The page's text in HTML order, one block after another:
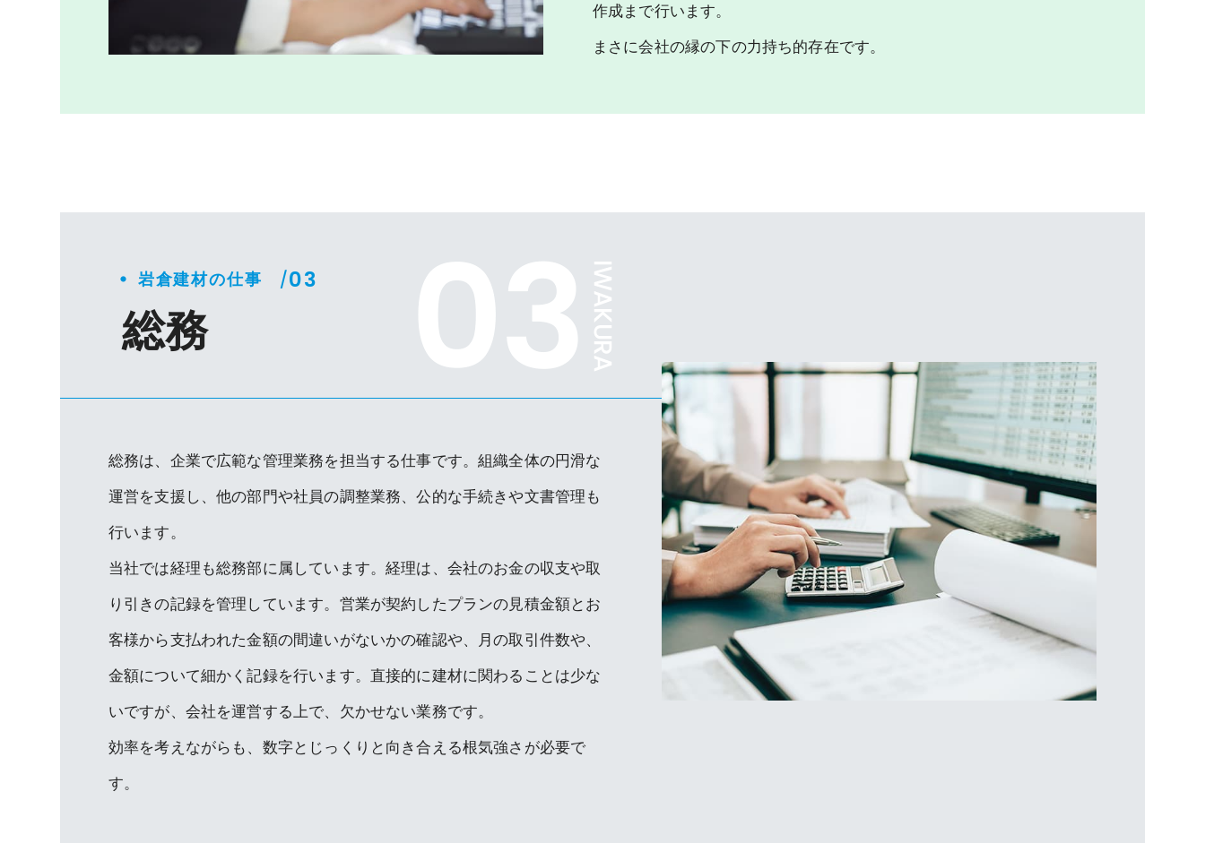
作成まで行います。
まさに会社の縁の下の力持ち的存在です。
・ 岩倉建材の仕事 /03
総務
総務は、企業で広範な管理業務を担当する仕事です。組織全体の円滑な
運営を支援し、他の部門や社員の調整業務、公的な手続きや文書管理も
行います。
当社では経理も総務部に属しています。経理は、会社のお金の収支や取
り引きの記録を管理しています。営業が契約したプランの見積金額とお
客様から支払われた金額の間違いがないかの確認や、月の取引件数や、
金額について細かく記録を行います。直接的に建材に関わることは少な
いですが、会社を運営する上で、欠かせない業務です。
効率を考えながらも、数字とじっくりと向き合える根気強さが必要で
す。